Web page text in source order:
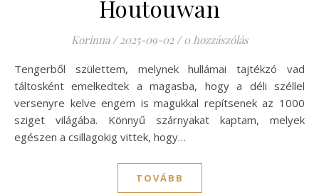
Houtouwan
Korinna / 2025-09-02 / 0 hozzászólás
Tengerből születtem, melynek hullámai tajtékzó vad
táltosként emelkedtek a magasba, hogy a déli széllel
versenyre kelve engem is magukkal repítsenek az 1000
sziget világába. Könnyű szárnyakat kaptam, melyek
egészen a csillagokig vittek, hogy…
TOVÁBB